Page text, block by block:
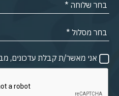
אני מאשר/ת קבלת עדכונים,